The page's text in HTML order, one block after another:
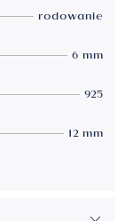
rodowanie
6 mm
925
12 mm